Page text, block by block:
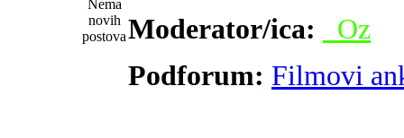
Moderator/ica:
_Oz
Podforum: Filmovi